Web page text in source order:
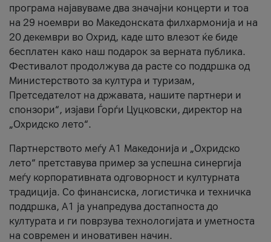
програма најавуваме два значајни концерти и тоа
на 29 ноември во Македонската филхармонија и на
20 декември во Охрид, каде што влезот ќе биде
бесплатен како наш подарок за верната публика.
Фестивалот продолжува да расте со поддршка од
Министерството за култура и туризам,
Претседателот на државата, нашите партнери и
спонзори“, изјави Ѓорѓи Цуцковски, директор на
„Охридско лето“.
Партнерството меѓу A1 Македонија и „Охридско
лето“ претставува пример за успешна синергија
меѓу корпоративната одговорност и културната
традиција. Со финансиска, логистичка и техничка
поддршка, A1 ја унапредува достапноста до
културата и ги поврзува технологијата и уметноста
на современ и иновативен начин.